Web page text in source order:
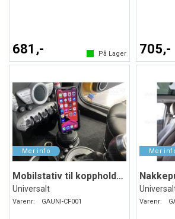
681,- På Lager 705,-
Mobilstativ til koppholderen
Universalt
Varenr: GAUNI-CF001 Varenr: